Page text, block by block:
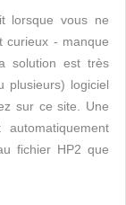
lorsque vous ne
curieux - manque
solution est très
plusieurs) logiciel
sur ce site. Une
fichier HP2 que